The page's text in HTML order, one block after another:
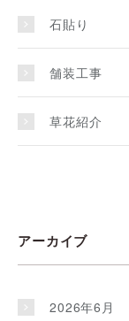
石貼り
舗装工事
草花紹介
アーカイブ
2026年6月